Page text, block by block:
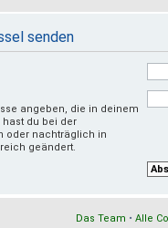
senden
angeben, die in deinem
hast du bei der
oder nachträglich in
geändert.
Das Team • Alle